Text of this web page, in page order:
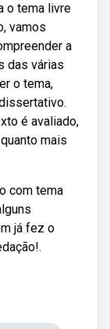
o tema livre
vamos
a
das várias
o tema,
é avaliado,
mais
com tema
já fez o